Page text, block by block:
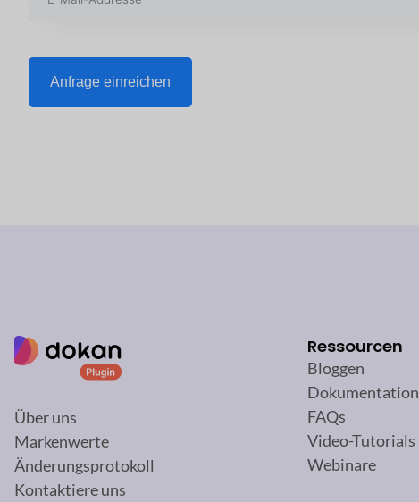
Anfrage einreichen
Über uns
Markenwerte
Änderungsprotokoll
Kontaktiere uns
Ressourcen
Bloggen
Dokumentation
FAQs
Video-Tutorials
Webinare